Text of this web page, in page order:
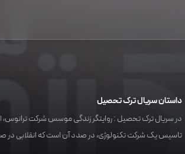
داستان سریال ترک تحصیل
در سریال ترک تحصیل : روایتگر زندگی موسس شرکت ترانوس،
تاسیس یک شرکت تکنولوژی، در صدد آن است که انقلابی در